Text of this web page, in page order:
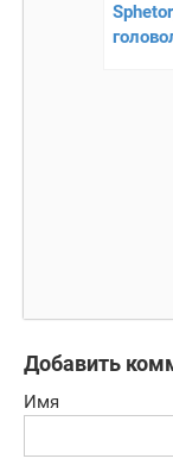
Добавить
Имя